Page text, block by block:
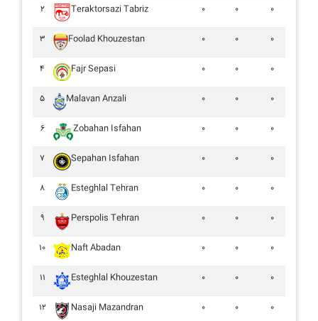
۲ Teraktorsazi Tabriz ۰ ۰ ۰
۳ Foolad Khouzestan ۰ ۰ ۰
۴ Fajr Sepasi ۰ ۰ ۰
۵ Malavan Anzali ۰ ۰ ۰
۶ Zobahan Isfahan ۰ ۰ ۰
۷ Sepahan Isfahan ۰ ۰ ۰
۸ Esteghlal Tehran ۰ ۰ ۰
۹ Perspolis Tehran ۰ ۰ ۰
۱۰ Naft Abadan ۰ ۰ ۰
۱۱ Esteghlal Khouzestan ۰ ۰ ۰
۱۲ Nasaji Mazandran ۰ ۰ ۰